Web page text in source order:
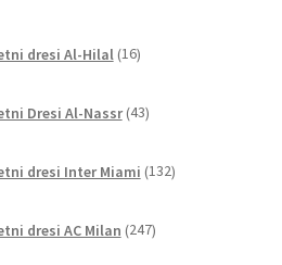
dresi Al-Hilal 16izdelkov
Dresi Al-Nassr 43izdelkov
dresi Inter Miami 132izdelkov
dresi AC Milan 247izdelkov